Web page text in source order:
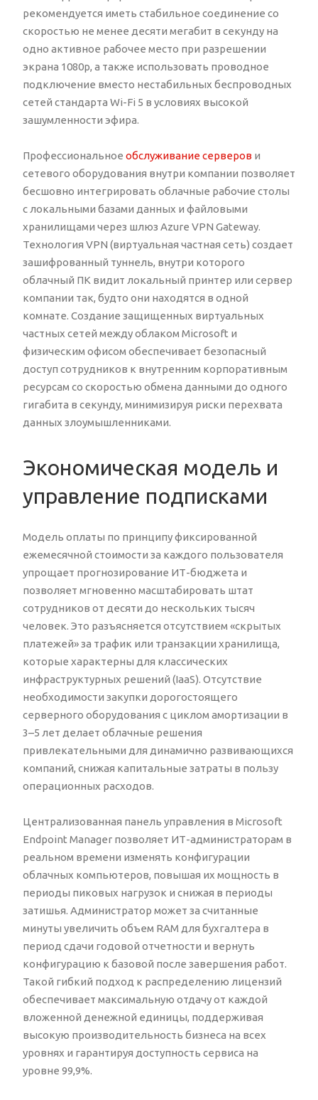
рекомендуется иметь стабильное соединение со
скоростью не менее десяти мегабит в секунду на
одно активное рабочее место при разрешении
экрана 1080p, а также использовать проводное
подключение вместо нестабильных беспроводных
сетей стандарта Wi-Fi 5 в условиях высокой
зашумленности эфира.
Профессиональное обслуживание серверов и
сетевого оборудования внутри компании позволяет
бесшовно интегрировать облачные рабочие столы
с локальными базами данных и файловыми
хранилищами через шлюз Azure VPN Gateway.
Технология VPN (виртуальная частная сеть) создает
зашифрованный туннель, внутри которого
облачный ПК видит локальный принтер или сервер
компании так, будто они находятся в одной
комнате. Создание защищенных виртуальных
частных сетей между облаком Microsoft и
физическим офисом обеспечивает безопасный
доступ сотрудников к внутренним корпоративным
ресурсам со скоростью обмена данными до одного
гигабита в секунду, минимизируя риски перехвата
данных злоумышленниками.
Экономическая модель и
управление подписками
Модель оплаты по принципу фиксированной
ежемесячной стоимости за каждого пользователя
упрощает прогнозирование ИТ-бюджета и
позволяет мгновенно масштабировать штат
сотрудников от десяти до нескольких тысяч
человек. Это разъясняется отсутствием «скрытых
платежей» за трафик или транзакции хранилища,
которые характерны для классических
инфраструктурных решений (IaaS). Отсутствие
необходимости закупки дорогостоящего
серверного оборудования с циклом амортизации в
3–5 лет делает облачные решения
привлекательными для динамично развивающихся
компаний, снижая капитальные затраты в пользу
операционных расходов.
Централизованная панель управления в Microsoft
Endpoint Manager позволяет ИТ-администраторам в
реальном времени изменять конфигурации
облачных компьютеров, повышая их мощность в
периоды пиковых нагрузок и снижая в периоды
затишья. Администратор может за считанные
минуты увеличить объем RAM для бухгалтера в
период сдачи годовой отчетности и вернуть
конфигурацию к базовой после завершения работ.
Такой гибкий подход к распределению лицензий
обеспечивает максимальную отдачу от каждой
вложенной денежной единицы, поддерживая
высокую производительность бизнеса на всех
уровнях и гарантируя доступность сервиса на
уровне 99,9%.